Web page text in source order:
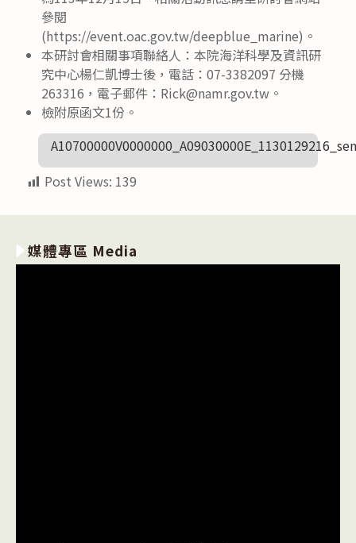
參閱
(https://event.oac.gov.tw/deepblue_marine)。
本研討會相關事項聯絡人：本院海洋科學及資訊研
究中心楊仁凱博士後，電話：07-3382097 分機
263316，電子郵件：Rick@namr.gov.tw。
檢附原函文1份。
Post Views: 139
媒體專區 Media